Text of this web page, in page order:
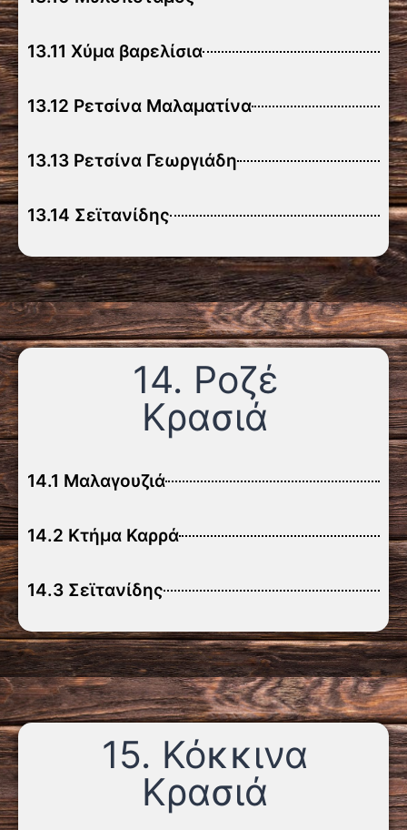
13.11 Χύμα βαρελίσια
13.12 Ρετσίνα Μαλαματίνα
13.13 Ρετσίνα Γεωργιάδη
13.14 Σεϊτανίδης
14. Ροζέ
Κρασιά
14.1 Μαλαγουζιά
14.2 Κτήμα Καρρά
14.3 Σεϊτανίδης
15. Κόκκινα
Κρασιά